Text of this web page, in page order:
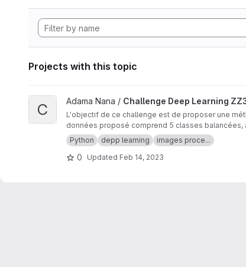
Projects with this topic
View Challenge Deep Learning ZZ3 project
C Adama Nana / Challenge Deep Learning
L'objectif de ce challenge est de proposer une
données proposé comprend 5 classes
Python
depp learning images proce...
0 Updated Feb 14, 2023